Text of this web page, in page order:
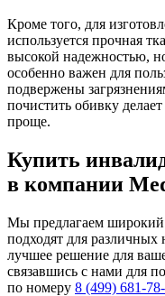
Кроме того, для
используется прочная
высокой надежностью,
особенно важен для
подвержены
почистить обивку
проще.
Купить
в компании
Мы предлагаем широкий
подходят для
лучшее решение для
связавшись с нами для
по номеру 8 (499) 681-